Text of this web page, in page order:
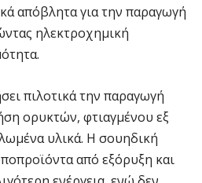
απόβλητα για την παραγωγή
ηλεκτροχημική
πιλοτικά την παραγωγή
ορυκτών, φτιαγμένου εξ
υλικά. Η σουηδική
από εξόρυξη και